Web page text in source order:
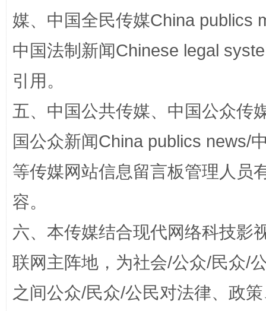
完善运行机制助力责任有效落实 一纸欠
媒、中国全民传媒China publics
中国法制新闻Chinese legal
引用。
五、中国公共传媒、中国公众传
国公众新闻China publics news/
等传媒网站信息留言板管理人员
容。
六、本传媒结合现代网络科技影
联网主阵地，为社会/公众/民众/
之间公众/民众/公民对法律、政